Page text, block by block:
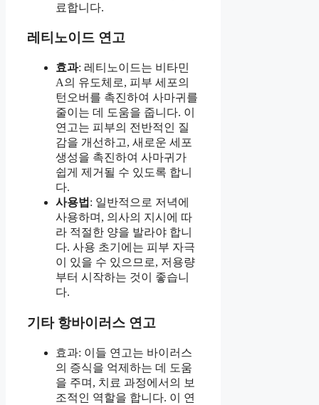
료합니다.
레티노이드 연고
효과: 레티노이드는 비타민
A의 유도체로, 피부 세포의
턴오버를 촉진하여 사마귀를
줄이는 데 도움을 줍니다. 이
연고는 피부의 전반적인 질
감을 개선하고, 새로운 세포
생성을 촉진하여 사마귀가
쉽게 제거될 수 있도록 합니
다.
사용법 : 일반적으로 저녁에
사용하며, 의사의 지시에 따
라 적절한 양을 발라야 합니
다. 사용 초기에는 피부 자극
이 있을 수 있으므로, 저용량
부터 시작하는 것이 좋습니
다.
기타 항바이러스 연고
효과: 이들 연고는 바이러스
의 증식을 억제하는 데 도움
을 주며, 치료 과정에서의 보
조적인 역할을 합니다. 이 연